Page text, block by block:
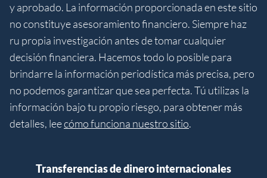
y aprobado. La información proporcionada en este sitio
no constituye asesoramiento financiero. Siempre haz
ru propia investigación antes de tomar cualquier
decisión financiera. Hacemos todo lo posible para
brindarre la información periodística más precisa, pero
no podemos garantizar que sea perfecta. Tú utilizas la
información bajo tu propio riesgo, para obtener más
detalles, leecómo funciona nuestro sitio.
Transferencias de dinero internacionales